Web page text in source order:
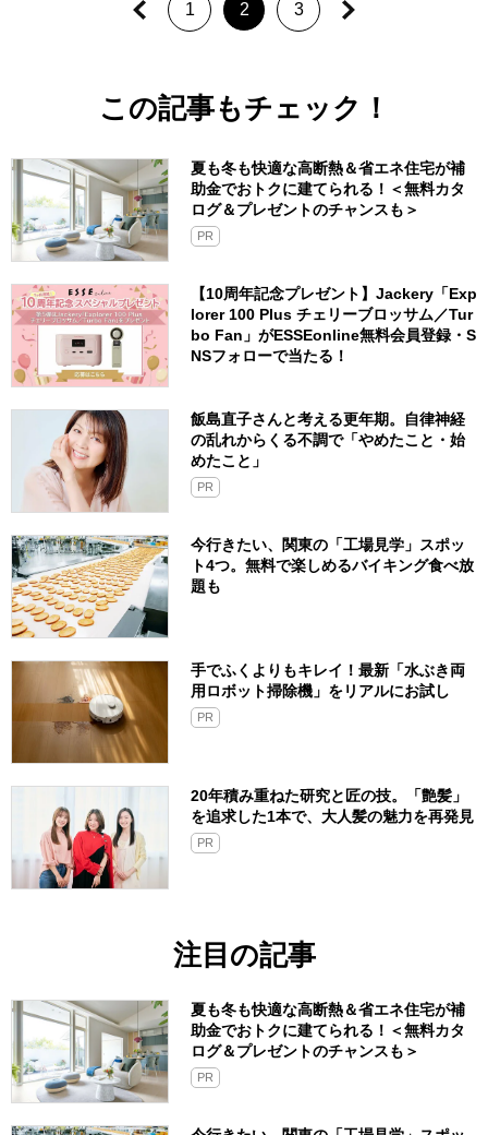
1 2 3
この記事もチェック！
夏も冬も快適な高断熱＆省エネ住宅が補
助金でおトクに建てられる！＜無料カタ
ログ＆プレゼントのチャンスも＞
PR
【10周年記念プレゼント】Jackery「Exp
lorer 100 Plus チェリーブロッサム／Tur
bo Fan」がESSEonline無料会員登録・S
NSフォローで当たる！
飯島直子さんと考える更年期。自律神経
の乱れからくる不調で「やめたこと・始
めたこと」
PR
今行きたい、関東の「工場見学」スポッ
ト4つ。無料で楽しめるバイキング食べ放
題も
手でふくよりもキレイ！最新「水ぶき両
用ロボット掃除機」をリアルにお試し
PR
20年積み重ねた研究と匠の技。「艶髪」
を追求した1本で、大人髪の魅力を再発見
PR
注目の記事
夏も冬も快適な高断熱＆省エネ住宅が補
助金でおトクに建てられる！＜無料カタ
ログ＆プレゼントのチャンスも＞
PR